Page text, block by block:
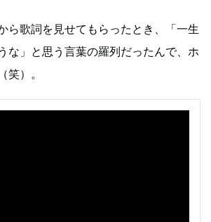
ら歌詞を見せてもらったとき、「一生
な」と思う言葉の羅列だったんで、ホ
笑）。